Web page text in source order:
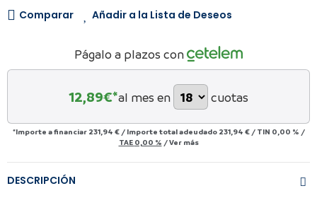
Comparar Añadir a la Lista de Deseos
Págalo a plazos con
12,89€*al mes en cuotas
*Importe a financiar 231,94 € / Importe total adeudado 231,94 €/ TIN 0,00 % /
TAE 0,00 % /Ver más
DESCRIPCIÓN